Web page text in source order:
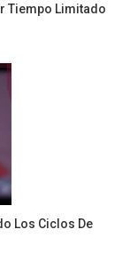
Tiempo Limitado
Los Ciclos De